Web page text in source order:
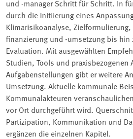
und -manager Schritt für Schritt. In
durch die Initiierung eines
Klimarisikoanalyse,
finanzierung und -umsetzung bis hin
Evaluation. Mit ausgewählten
Studien, Tools und praxisbezogenen
Aufgabenstellungen gibt er weitere
Umsetzung. Aktuelle kommunale
Kommunalakteuren
vor Ort durchgeführt wird.
Partizipation, Kommunikation und
ergänzen die einzelnen Kapitel.